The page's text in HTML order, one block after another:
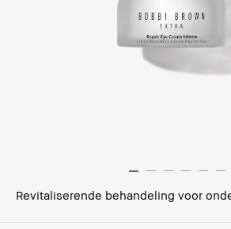
Revitaliserende behandeling voor